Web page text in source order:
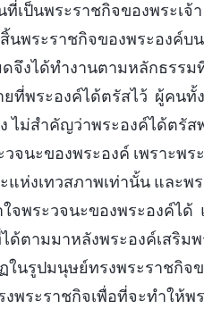
เป็นพระราชกิจของพระเ
นพระราชกิจของพระองค์
จึงได้ทำงานตามหลักธรร
ที่พระองค์ได้ตรัสไว้ ผู้คนทั้
ไม่สำคัญว่าพระองค์ได้ตรั
จนะของพระองค์ เพราะพ
แห่งเทวสภาพเท่านั้น และ
จพระวจนะของพระองค์ไ
ด้ตามมาหลังพระองค์เสริ
ในรูปมนุษย์ทรงพระราชกิจ
พระราชกิจเพื่อที่จะทำให้